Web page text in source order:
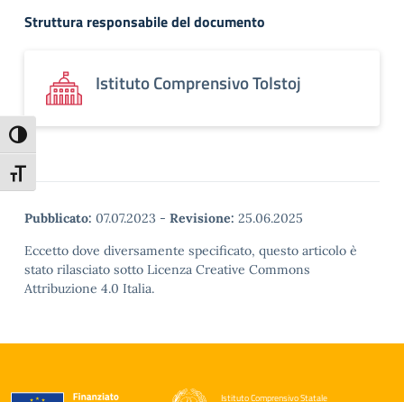
Attiva/disattiva alto contrasto
Attiva/disattiva dimensione testo
Struttura responsabile del documento
Istituto Comprensivo Tolstoj
Pubblicato: 07.07.2023 - Revisione: 25.06.2025
Eccetto dove diversamente specificato, questo articolo è
stato rilasciato sotto Licenza Creative Commons
Attribuzione 4.0 Italia.
Istituto Comprensivo Statale